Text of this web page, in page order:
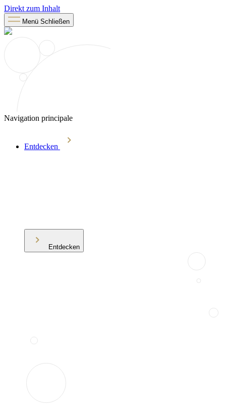
Direkt zum Inhalt
Menü Schließen
Navigation principale
Entdecken
Entdecken